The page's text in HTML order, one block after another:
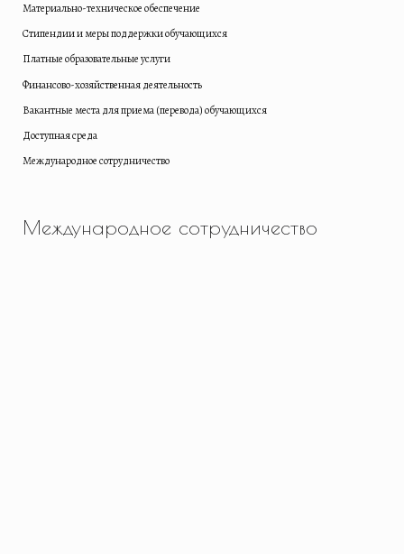
Материально-техническое обеспечение
Стипендии и меры поддержки обучающихся
Платные образовательные услуги
Финансово-хозяйственная деятельность
Вакантные места для приема (перевода) обучающихся
Доступная среда
Международное сотрудничество
Международное сотрудничество